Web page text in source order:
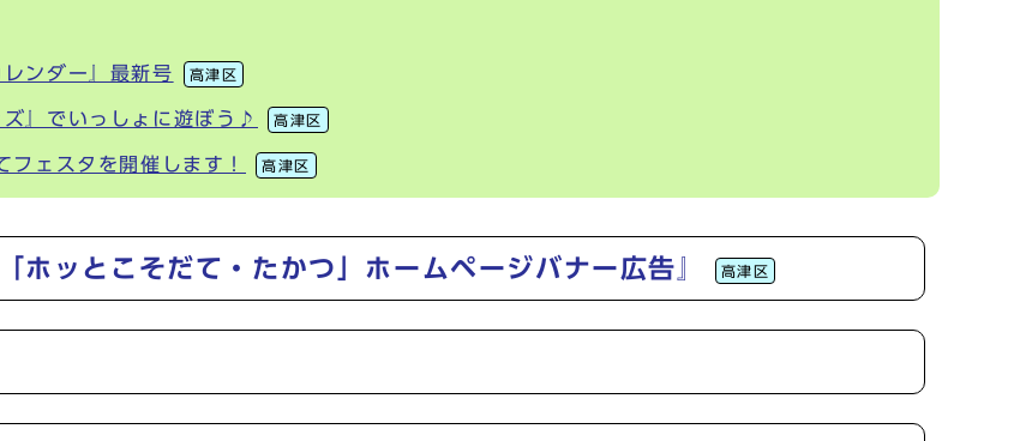
レンダー』最新号 高津区
ズ』でいっしょに遊ぼう♪ 高津区
ェスタを開催します！ 高津区
ホッとこそだて・たかつ」ホームページバナー広告』 高津区